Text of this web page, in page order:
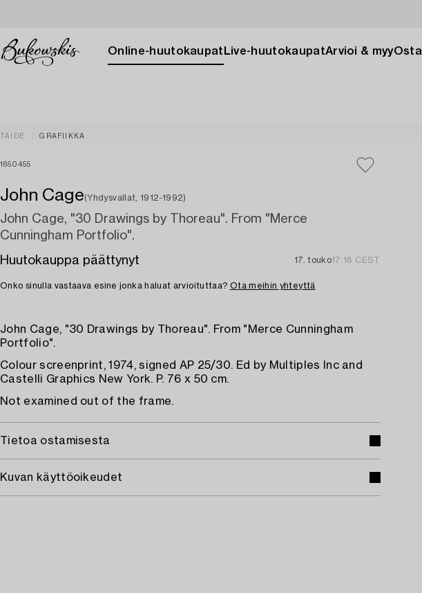
Online-huutokaupat Live-huutokaupatArvioi & myyOsta
TAIDE GRAFIIKKA
1650455
John Cage(Yhdysvallat, 1912-1992)
John Cage, "30 Drawings by Thoreau". From "Merce
Cunningham Portfolio".
Huutokauppa päättynyt
17. touko17:16 CEST
Onko sinulla vastaava esine jonka haluat arvioituttaa? Ota meihin yhteyttä
John Cage, "30 Drawings by Thoreau". From "Merce Cunningham
Portfolio".
Colour screenprint, 1974, signed AP 25/30. Ed by Multiples Inc and
Castelli Graphics New York. P. 76 x 50 cm.
Not examined out of the frame.
Tietoa ostamisesta
Kuvan käyttöoikeudet